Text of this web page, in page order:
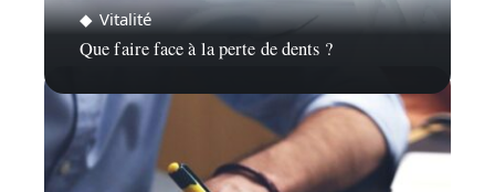
Vitalité
Que faire face à la perte de dents ?